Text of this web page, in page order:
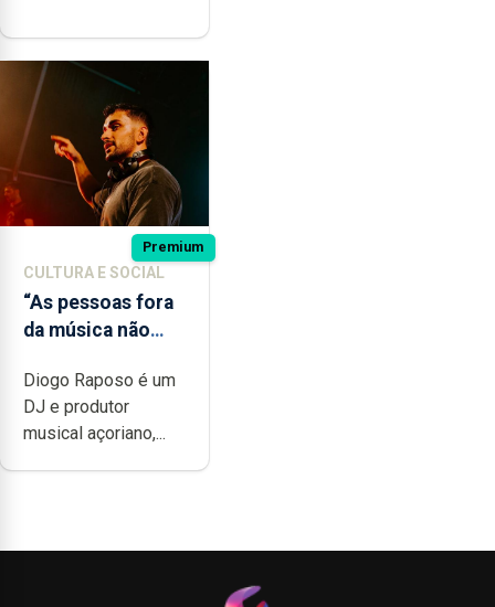
Premium
CULTURA E SOCIAL
“As pessoas fora
da música não
quão difícil é
produzir uma
música”
Diogo Raposo é um
DJ e produtor
musical açoriano,...